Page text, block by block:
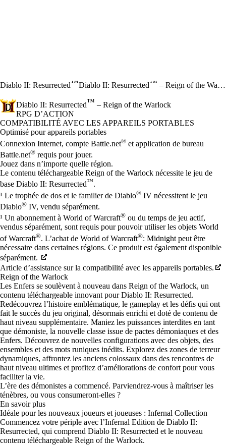
Diablo II: Resurrected™Diablo II: Resurrected™ – Reign of the Warlock
Diablo II: Resurrected™ – Reign of the Warlock
RPG D’ACTION
Prix
Available actions
COMPATIBILITÉ AVEC LES APPAREILS PORTABLES
Optimisé pour appareils portables
Connexion Internet, compte Battle.net® et application de bureau
Battle.net® requis pour jouer.
Jouez dans n’importe quelle région.
Le contenu téléchargeable Reign of the Warlock nécessite le jeu de
base Diablo II: Resurrected™.
¹ Le trophée de dos et le familier de Diablo® IV nécessitent le jeu
Diablo® IV, vendu séparément.
¹ Un abonnement à World of Warcraft® ou du temps de jeu actif,
vendus séparément, sont requis pour pouvoir utiliser les objets World
of Warcraft®. L’achat de World of Warcraft®: Midnight peut être
nécessaire dans certaines régions. Ce produit est également disponible
séparément.
Article d’assistance sur la compatibilité avec les appareils portables.
Reign of the Warlock
Les Enfers se soulèvent à nouveau dans Reign of the Warlock, un
contenu téléchargeable innovant pour Diablo II: Resurrected.
Redécouvrez l’histoire emblématique, le gameplay et les défis qui ont
fait le succès du jeu original, désormais enrichi et doté de contenu de
haut niveau supplémentaire. Maniez les puissances interdites en tant
que démoniste, la nouvelle classe issue de pactes démoniaques et des
Enfers. Découvrez de nouvelles configurations avec des objets, des
ensembles et des mots runiques inédits. Explorez des zones de terreur
dynamiques, affrontez les anciens colossaux dans des rencontres de
haut niveau ultimes et profitez d’améliorations de confort pour vous
faciliter la vie.
L’ère des démonistes a commencé. Parviendrez-vous à maîtriser les
ténèbres, ou vous consumeront-elles ?
En savoir plus
Idéale pour les nouveaux joueurs et joueuses : Infernal Collection
Commencez votre périple avec l’Infernal Edition de Diablo II:
Resurrected, qui comprend Diablo II: Resurrected et le nouveau
contenu téléchargeable Reign of the Warlock.